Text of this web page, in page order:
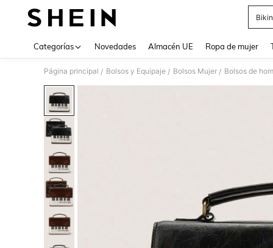
Categorías Novedades Almacén UE Ropa de mujer
Página principal / Bolsos y Equipaje / Bolsos Mujer / Bolsos de